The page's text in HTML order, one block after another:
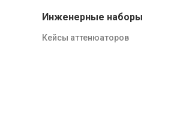
Инженерные наборы
Кейсы аттенюаторов